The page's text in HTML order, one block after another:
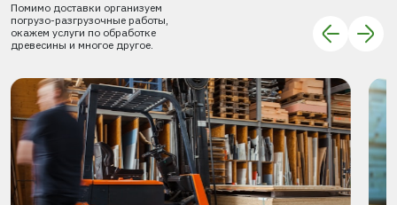
Помимо доставки организуем
погрузо-разгрузочные работы,
окажем услуги по обработке
древесины и многое другое.